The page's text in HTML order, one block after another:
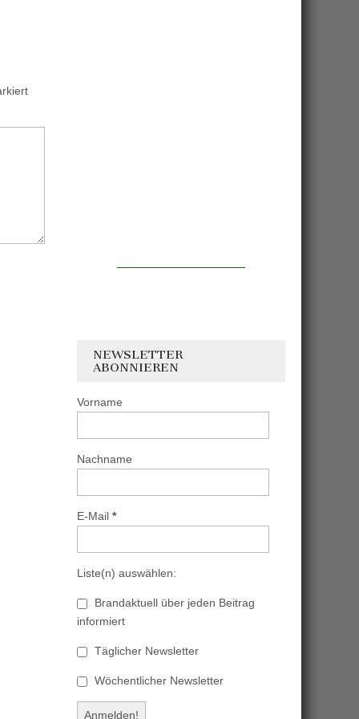
NEWSLETTER
ABONNIEREN
Vorname
Nachname
E-Mail *
Liste(n) auswählen:
Brandaktuell über jeden Beitrag
informiert
Täglicher Newsletter
Wöchentlicher Newsletter